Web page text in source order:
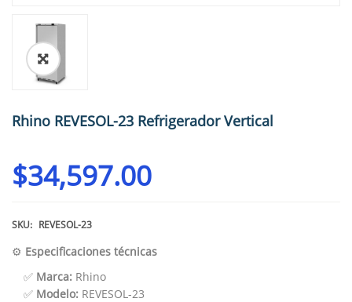
🔍
Rhino REVESOL-23 Refrigerador Vertical
$34,597.00
SKU: REVESOL-23
⚙️ Especificaciones técnicas
✅ Marca: Rhino
✅ Modelo: REVESOL-23